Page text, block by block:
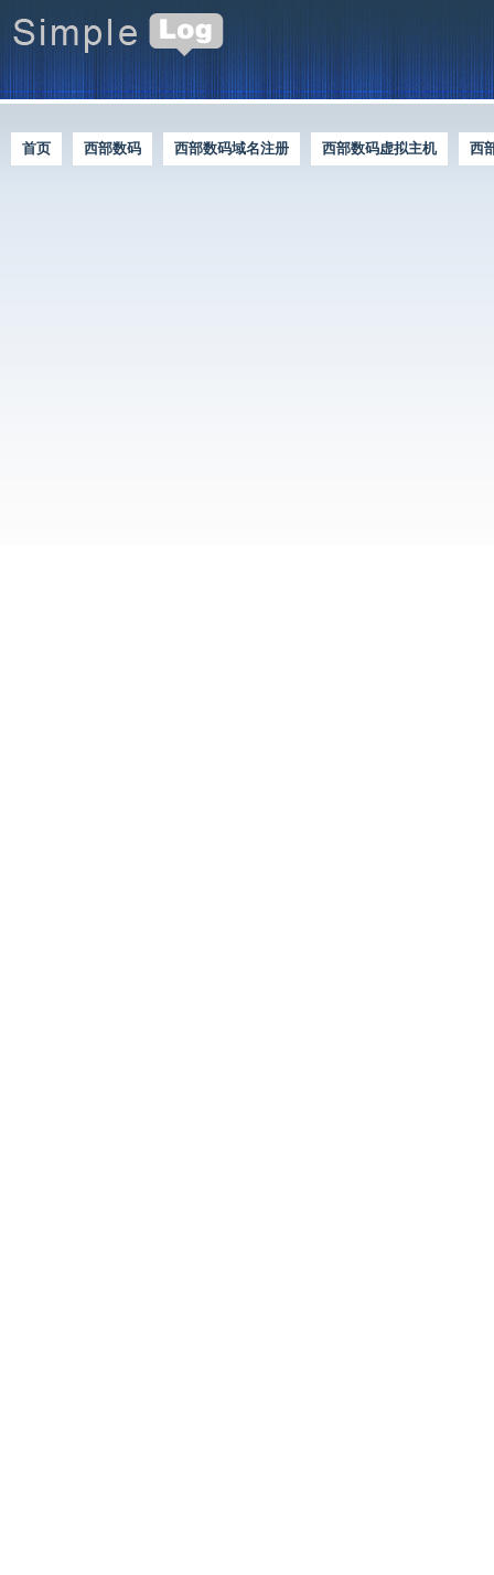
首页 西部数码 西部数码域名注册 西部数码虚拟主机
西